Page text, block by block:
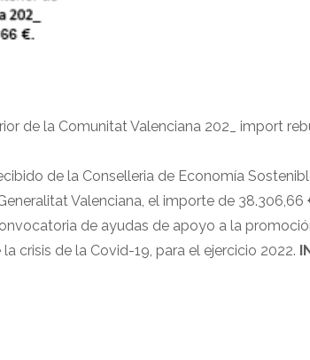
de la Comunitat Valenciana 202_ import
de la Conselleria de Economía
Valenciana, el importe de
de ayudas de apoyo a la
crisis de la Covid-19, para el ejercicio 2022.